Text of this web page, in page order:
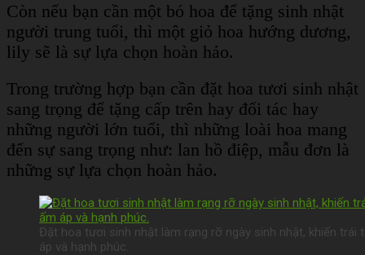
Còn nếu bạn cần một bó hoa để tặng sinh nhật
người trung tuổi, thì một giỏ hoa hướng dương,
lily sẽ là sự lựa chọn hoàn hảo.
Trong trường hợp bạn cần đặt hoa tươi sinh nhật
sang trọng để tặng cấp trên hay đối tác hay
những người lớn tuổi, thì những loài hoa mang
đến sự sang trọng như: lan hồ điệp, mẫu đơn là
những sự lựa chọn hoàn hảo.
Đặt hoa tươi sinh nhật làm rạng rỡ ngày sinh nhật, khiến trái
áp và hạnh phúc.